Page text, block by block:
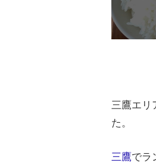
三鷹エリ
た。
三鷹でラ